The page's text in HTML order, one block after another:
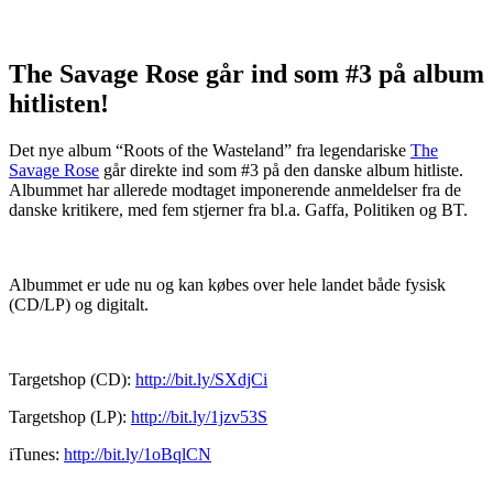
The Savage Rose går ind som #3 på album
hitlisten!
Det nye album “Roots of the Wasteland” fra legendariske The
Savage Rose går direkte ind som #3 på den danske album hitliste.
Albummet har allerede modtaget imponerende anmeldelser fra de
danske kritikere, med fem stjerner fra bl.a. Gaffa, Politiken og BT.
Albummet er ude nu og kan købes over hele landet både fysisk
(CD/LP) og digitalt.
Targetshop (CD): http://bit.ly/SXdjCi
Targetshop (LP): http://bit.ly/1jzv53S
iTunes: http://bit.ly/1oBqlCN